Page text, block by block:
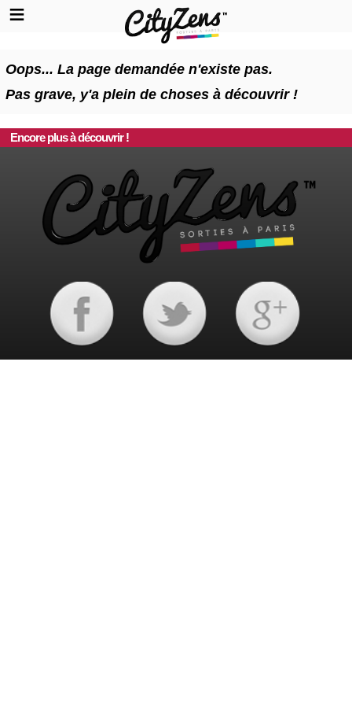
Oops... La page demandée n'existe pas.
Pas grave, y'a plein de choses à découvrir !
Encore plus à découvrir !